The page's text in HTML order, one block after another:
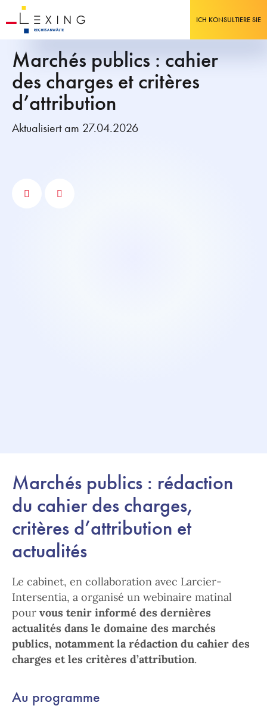
ICH KONSULTIERE SIE
Marchés publics : cahier
des charges et critères
d’attribution
Aktualisiert am 27.04.2026
Marchés publics : rédaction
du cahier des charges,
critères d’attribution et
actualités
Le cabinet, en collaboration avec Larcier-
Intersentia, a organisé un webinaire matinal
pour vous tenir informé des dernières
actualités dans le domaine des marchés
publics, notamment la rédaction du cahier des
charges et les critères d’attribution.
Au programme